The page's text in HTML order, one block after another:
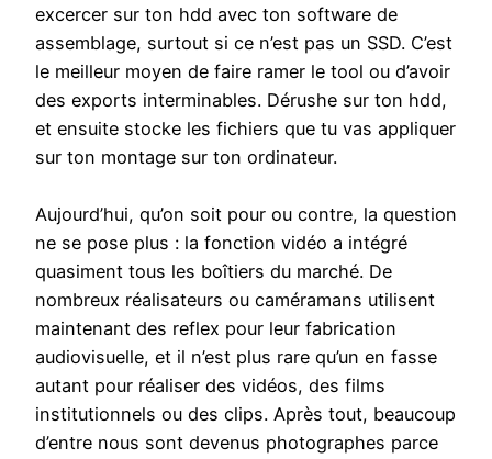
excercer sur ton hdd avec ton software de
assemblage, surtout si ce n’est pas un SSD. C’est
le meilleur moyen de faire ramer le tool ou d’avoir
des exports interminables. Dérushe sur ton hdd,
et ensuite stocke les fichiers que tu vas appliquer
sur ton montage sur ton ordinateur.
Aujourd’hui, qu’on soit pour ou contre, la question
ne se pose plus : la fonction vidéo a intégré
quasiment tous les boîtiers du marché. De
nombreux réalisateurs ou caméramans utilisent
maintenant des reflex pour leur fabrication
audiovisuelle, et il n’est plus rare qu’un en fasse
autant pour réaliser des vidéos, des films
institutionnels ou des clips. Après tout, beaucoup
d’entre nous sont devenus photographes parce